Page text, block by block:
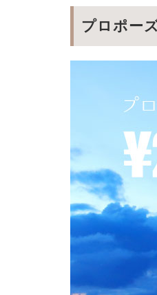
プロポー